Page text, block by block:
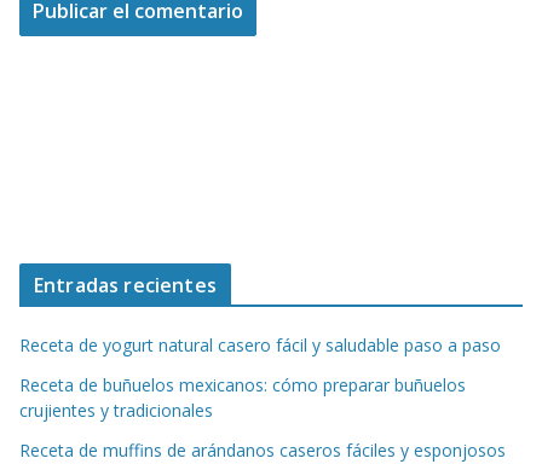
Entradas recientes
Receta de yogurt natural casero fácil y saludable paso a paso
Receta de buñuelos mexicanos: cómo preparar buñuelos
crujientes y tradicionales
Receta de muffins de arándanos caseros fáciles y esponjosos